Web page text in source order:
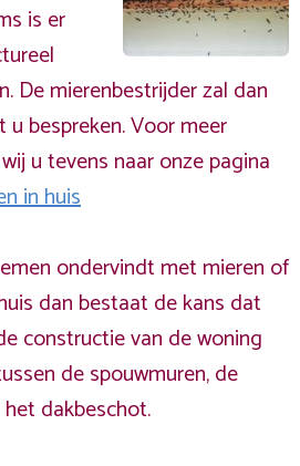
is er
De mierenbestrijder zal dan
bespreken. Voor meer
u tevens naar onze pagina
in huis
ondervindt met mieren of
dan bestaat de kans dat
constructie van de woning
de spouwmuren, de
dakbeschot.